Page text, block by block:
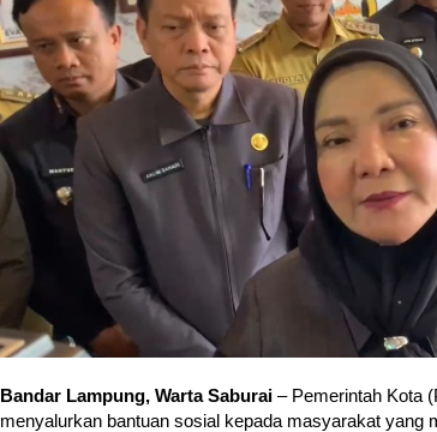
Bandar Lampung, Warta Saburai – Pemerintah Kota
menyalurkan bantuan sosial kepada masyarakat yang